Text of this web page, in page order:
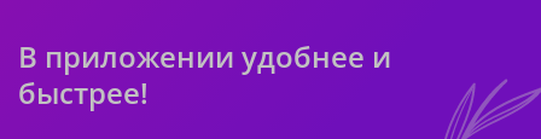
В приложении удобнее и
быстрее!